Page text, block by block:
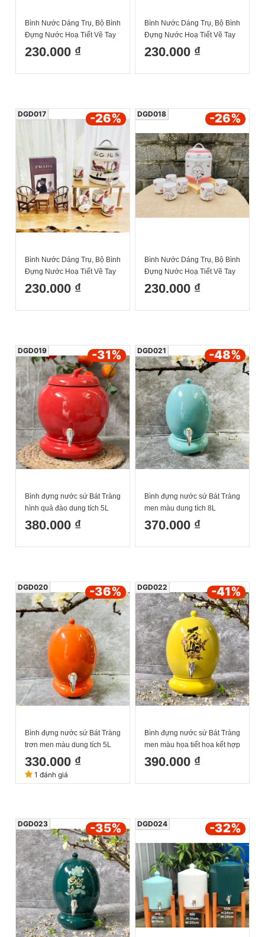
Bình Nước Dáng Trụ, Bộ Bình
Đựng Nước Hoạ Tiết Vẽ Tay
Mèo Vàng Decor Dễ Thương
Cốc Uống Nước Sứ Bát
230.000 ₫
Bình Nước Dáng Trụ, Bộ Bình
Đựng Nước Hoạ Tiết Vẽ Tay
Mèo Xanh Decor Dễ Thương
Cốc Uống Nước Sứ Bát
230.000 ₫
Bình Nước Dáng Trụ, Bộ Bình
Đựng Nước Hoạ Tiết Vẽ Tay
Phố Cổ Decor Dễ Thương
Cốc Uống Nước Sứ Bát
230.000 ₫
DGD017 -26%
Bình Nước Dáng Trụ, Bộ Bình
Đựng Nước Hoạ Tiết Vẽ Tay
Thỏ Hồng Decor Dễ Thương
Cốc Uống Nước Sứ Bát
230.000 ₫
DGD018 -26%
Bình đựng nước sứ Bát Tràng
hình quả đào dung tích 5L
380.000 ₫
DGD019 -31%
Bình đựng nước sứ Bát Tràng
men màu dung tích 8L
370.000 ₫
DGD021 -48%
Bình đựng nước sứ Bát Tràng
trơn men màu dung tích 5L
330.000 ₫
DGD020 -36%
1 đánh giá
Bình đựng nước sứ Bát Tràng
men màu họa tiết hoa kết hợp
thư pháp dung tích 8L
390.000 ₫
DGD022 -41%
DGD023 -35% DGD024 -32%